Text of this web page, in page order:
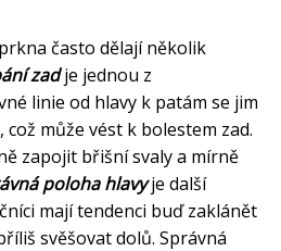
často dělají několik
zadje jednou z
linie od hlavy k patám se jim
může vést k bolestem zad.
zapojit břišní svaly a mírně
poloha hlavyje další
mají tendenci buď zaklánět
svěšovat dolů. Správná